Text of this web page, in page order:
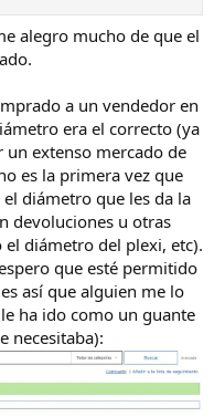
alegro mucho de que el
a un vendedor en
era el correcto (ya
un extenso mercado de
es la primera vez que
diámetro que les da la
devoluciones u otras
diámetro del plexi, etc).
que esté permitido
así que alguien me lo
ha ido como un guante
necesitaba):